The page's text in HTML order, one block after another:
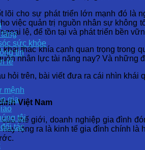
sức khỏe
tin
lẻ
mệnh
gia
tôi
tác
lõi cho sự phát triển lớn mạnh đó là
việc quản trị nguồn nhân sự
lệ, để tồn tại và phát triển bền
khai thác khía cạnh quan trọng trong
nhân lực tài năng nay? Và những
hỏi trên, bài viết đưa ra cái nhìn khái
Việt Nam
thế giới, doanh nghiệp gia đình
rộng ra là kinh tế gia đình chính